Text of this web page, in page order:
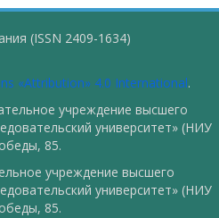
(ISSN 2409-1634)
«Attribution» 4.0 International.
учреждение высшего
университет» (НИУ
85.
учреждение высшего
университет» (НИУ
85.